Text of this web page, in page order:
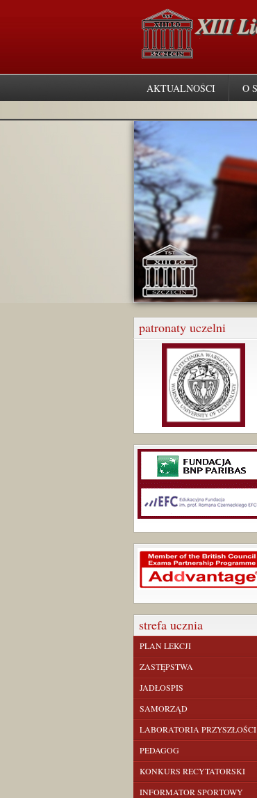
AKTUALNOŚCI O
patronaty uczelni
strefa ucznia
PLAN LEKCJI
ZASTĘPSTWA
JADŁOSPIS
SAMORZĄD
LABORATORIA PRZYSZŁOŚCI
PEDAGOG
KONKURS RECYTATORSKI
INFORMATOR SPORTOWY